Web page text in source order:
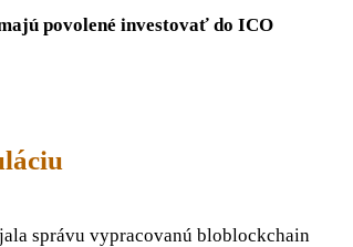
povolené investovať do ICO
správu vypracovanú bloblockchain